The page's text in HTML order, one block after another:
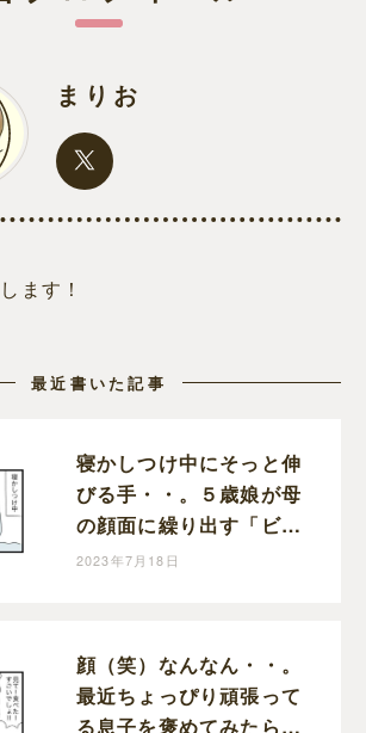
まりお
ます！
最近書いた記事
寝かしつけ中にそっと伸
びる手・・。５歳娘が母
の顔面に繰り出す「ビシ
ッ！」に感じた成長と動
2023年7月18日
顔（笑）なんなん・・。
最近ちょっぴり頑張って
る息子を褒めてみたら調